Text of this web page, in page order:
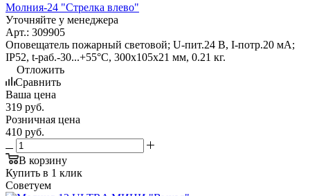
Молния-24 "Стрелка влево"
Уточняйте у менеджера
Арт.: 309905
Оповещатель пожарный световой; U-пит.24 В, I-потр.20 мА;
IP52, t-раб.-30...+55°С, 300х105х21 мм, 0.21 кг.
Отложить
Сравнить
Ваша цена
319 руб.
Розничная цена
410 руб.
В корзину
Купить в 1 клик
Советуем